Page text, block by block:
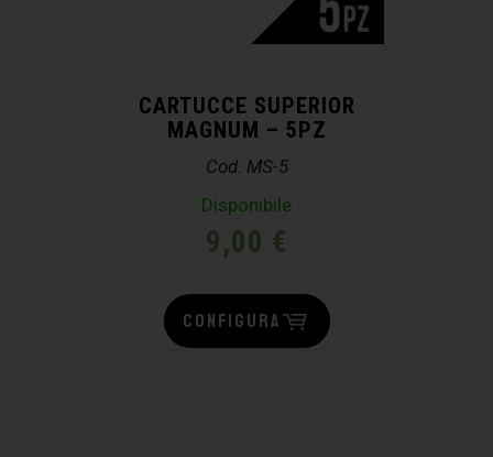
CARTUCCE SUPERIOR
MAGNUM – 5PZ
Cod. MS-5
Disponibile
9,00 €
CONFIGURA